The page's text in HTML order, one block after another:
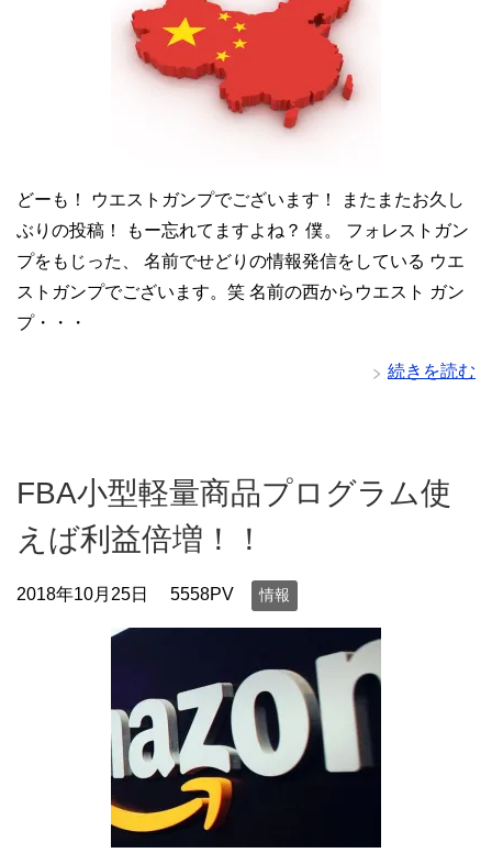
どーも！ ウエストガンプでございます！ またまたお久し
ぶりの投稿！ もー忘れてますよね？ 僕。 フォレストガン
プをもじった、 名前でせどりの情報発信をしている ウエ
ストガンプでございます。笑 名前の西からウエスト ガン
プ・・・
続きを読む
FBA小型軽量商品プログラム使
えば利益倍増！！
2018年10月25日 5558PV 情報